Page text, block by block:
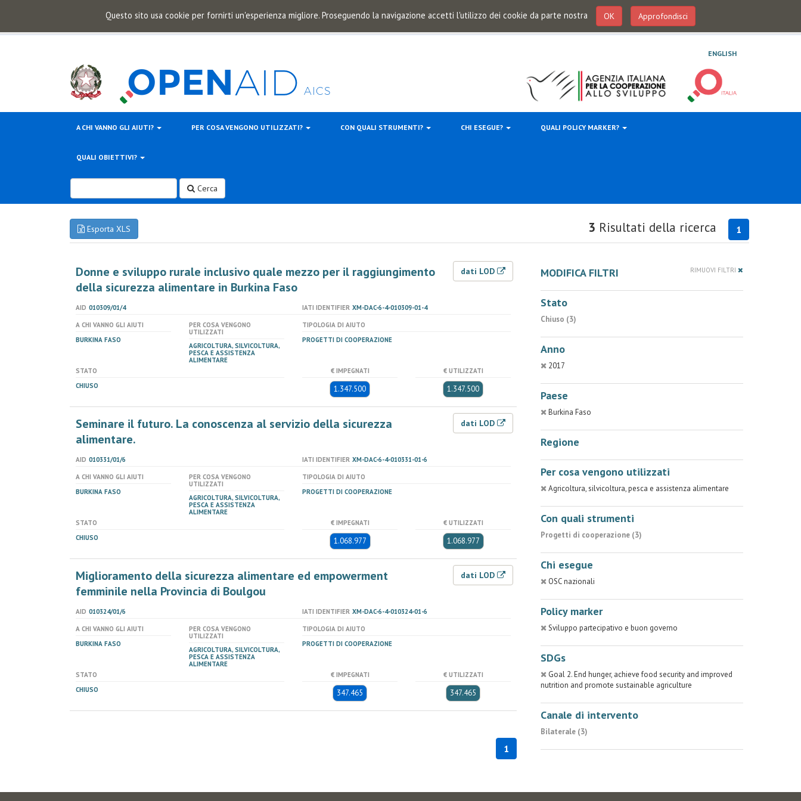
Questo sito usa cookie per fornirti un'esperienza migliore. Proseguendo la navigazione accetti l'utilizzo dei cookie da parte nostra OK Approfondisci
ENGLISH
A CHI VANNO GLI AIUTI? PER COSA VENGONO UTILIZZATI? CON QUALI STRUMENTI? CHI ESEGUE? QUALI POLICY MARKER?
QUALI OBIETTIVI?
Cerca
Esporta XLS 1
3 Risultati della ricerca
Donne e sviluppo rurale inclusivo quale mezzo per il raggiungimento
della sicurezza alimentare in Burkina Faso
dati LOD
AID 010309/01/4 IATI IDENTIFIER XM-DAC-6-4-010309-01-4
A CHI VANNO GLI AIUTI
BURKINA FASO
PER COSA VENGONO
UTILIZZATI
AGRICOLTURA, SILVICOLTURA,
PESCA E ASSISTENZA
ALIMENTARE
TIPOLOGIA DI AIUTO
PROGETTI DI COOPERAZIONE
STATO
CHIUSO
€ IMPEGNATI
1.347.500
€ UTILIZZATI
1.347.500
Seminare il futuro. La conoscenza al servizio della sicurezza
alimentare.
dati LOD
AID 010331/01/6 IATI IDENTIFIER XM-DAC-6-4-010331-01-6
A CHI VANNO GLI AIUTI
BURKINA FASO
PER COSA VENGONO
UTILIZZATI
AGRICOLTURA, SILVICOLTURA,
PESCA E ASSISTENZA
ALIMENTARE
TIPOLOGIA DI AIUTO
PROGETTI DI COOPERAZIONE
STATO
CHIUSO
€ IMPEGNATI
1.068.977
€ UTILIZZATI
1.068.977
Miglioramento della sicurezza alimentare ed empowerment
femminile nella Provincia di Boulgou
dati LOD
AID 010324/01/6 IATI IDENTIFIER XM-DAC-6-4-010324-01-6
A CHI VANNO GLI AIUTI
BURKINA FASO
PER COSA VENGONO
UTILIZZATI
AGRICOLTURA, SILVICOLTURA,
PESCA E ASSISTENZA
ALIMENTARE
TIPOLOGIA DI AIUTO
PROGETTI DI COOPERAZIONE
STATO
CHIUSO
€ IMPEGNATI
347.465
€ UTILIZZATI
347.465
1
MODIFICA FILTRI RIMUOVI FILTRI
Stato
Chiuso (3)
Anno
2017
Paese
Burkina Faso
Regione
Per cosa vengono utilizzati
Agricoltura, silvicoltura, pesca e assistenza alimentare
Con quali strumenti
Progetti di cooperazione (3)
Chi esegue
OSC nazionali
Policy marker
Sviluppo partecipativo e buon governo
SDGs
Goal 2. End hunger, achieve food security and improved
nutrition and promote sustainable agriculture
Canale di intervento
Bilaterale (3)